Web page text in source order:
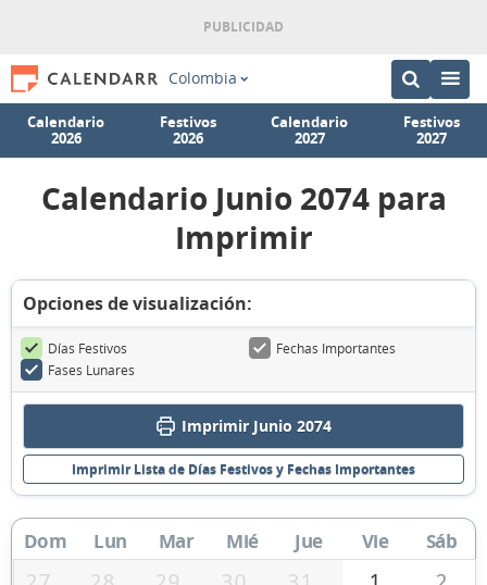
Colombia
Calendario
2026
Festivos
2026
Calendario
2027
Festivos
2027
Calendario Junio 2074 para
Imprimir
Opciones de visualización:
Días Festivos
Fechas Importantes
Fases Lunares
Imprimir Junio 2074
Imprimir Lista de Días Festivos y Fechas Importantes
Dom Lun Mar Mié Jue Vie Sáb